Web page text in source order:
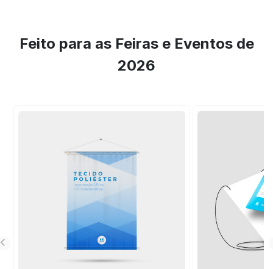
Feito para as Feiras e Eventos de
2026